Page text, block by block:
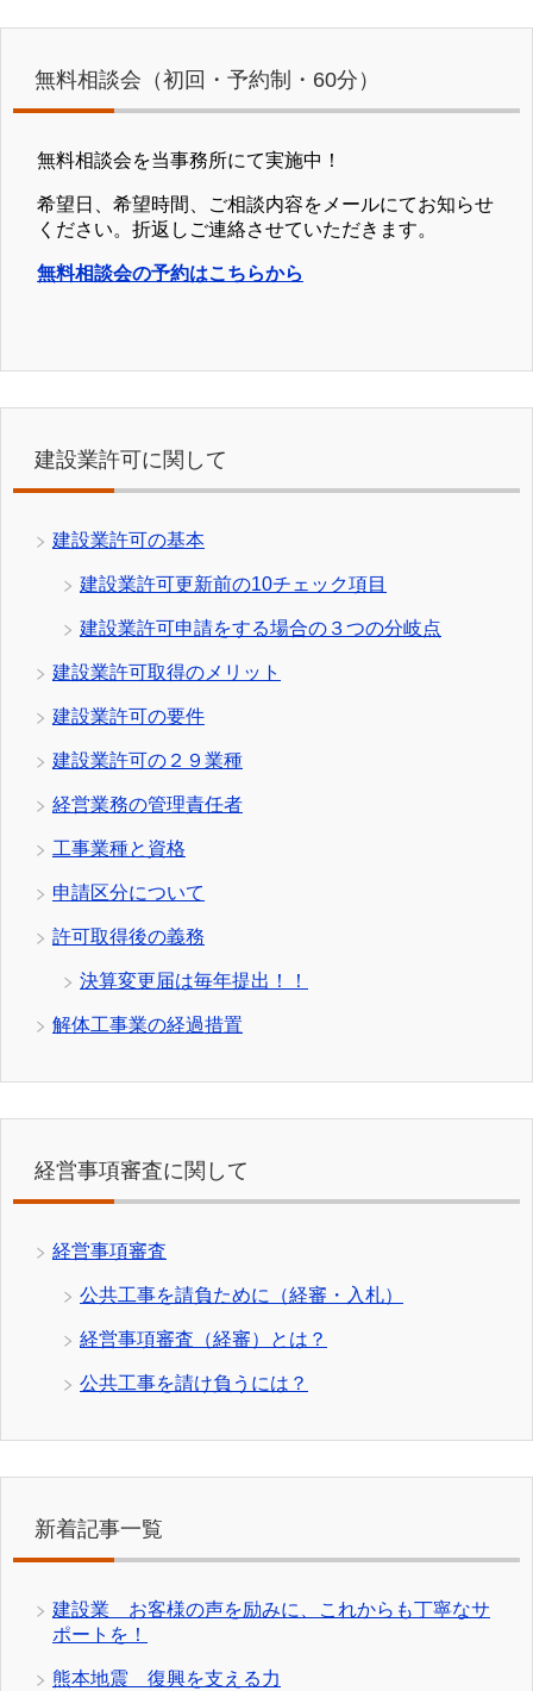
無料相談会（初回・予約制・60分）
無料相談会を当事務所にて実施中！
希望日、希望時間、ご相談内容をメールにてお知らせ
ください。折返しご連絡させていただきます。
無料相談会の予約はこちらから
建設業許可に関して
建設業許可の基本
建設業許可更新前の10チェック項目
建設業許可申請をする場合の３つの分岐点
建設業許可取得のメリット
建設業許可の要件
建設業許可の２９業種
経営業務の管理責任者
工事業種と資格
申請区分について
許可取得後の義務
決算変更届は毎年提出！！
解体工事業の経過措置
経営事項審査に関して
経営事項審査
公共工事を請負ために（経審・入札）
経営事項審査（経審）とは？
公共工事を請け負うには？
新着記事一覧
建設業 お客様の声を励みに、これからも丁寧なサ
ポートを！
熊本地震 復興を支える力